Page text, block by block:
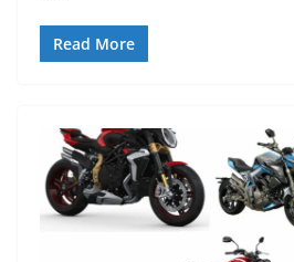
Read More